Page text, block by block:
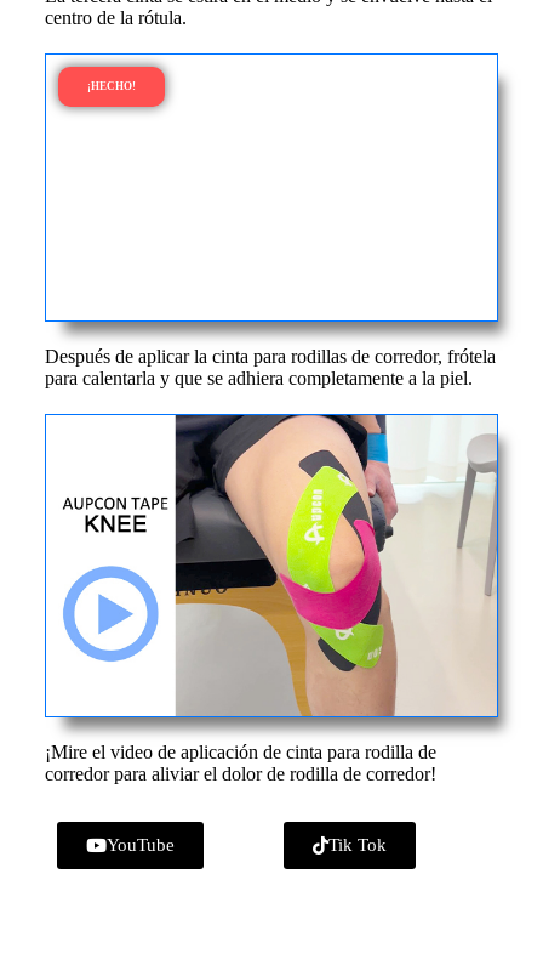
centro de la rótula.
¡HECHO!
Después de aplicar la cinta para rodillas de corredor, frótela
para calentarla y que se adhiera completamente a la piel.
¡Mire el video de aplicación de cinta para rodilla de
corredor para aliviar el dolor de rodilla de corredor!
YouTube Tik Tok